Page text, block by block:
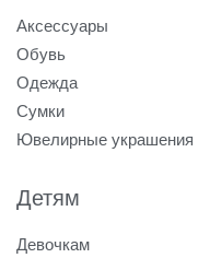
Аксессуары
Обувь
Одежда
Сумки
Ювелирные украшения
Детям
Девочкам